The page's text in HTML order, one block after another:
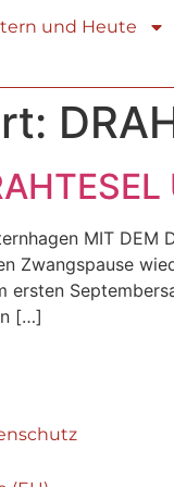
und Heute
MIT DEM
Zwangspause
ersten
[…]